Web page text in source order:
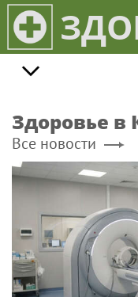
Здоровье в
Все новости